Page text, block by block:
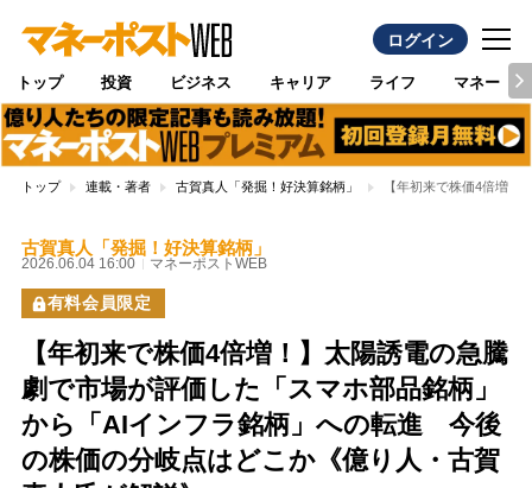
ログイン
トップ 投資 ビジネス キャリア ライフ マネー
トップ 連載・著者 古賀真人「発掘！好決算銘柄」 【年初来で株価4倍増
古賀真人「発掘！好決算銘柄」
2026.06.04 16:00 マネーポストWEB
有料会員限定
【年初来で株価4倍増！】太陽誘電の急騰
劇で市場が評価した「スマホ部品銘柄」
から「AIインフラ銘柄」への転進 今後
の株価の分岐点はどこか《億り人・古賀